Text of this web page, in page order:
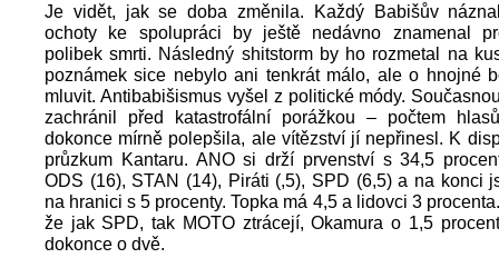
Je vidět, jak se doba změnila. Každý Babišův
ochoty ke spolupráci by ještě nedávno znamenal
polibek smrti. Následný shitstorm by ho rozmetal na
poznámek sice nebylo ani tenkrát málo, ale o hnojné
mluvit. Antibabišismus vyšel z politické módy.
zachránil před katastrofální porážkou – počtem
dokonce mírně polepšila, ale vítězství jí nepřinesl. K
průzkum Kantaru. ANO si drží prvenství s 34,5
ODS (16), STAN (14), Piráti (,5), SPD (6,5) a na konci
na hranici s 5 procenty. Topka má 4,5 a lidovci 3
že jak SPD, tak MOTO ztrácejí, Okamura o 1,5
dokonce o dvě.